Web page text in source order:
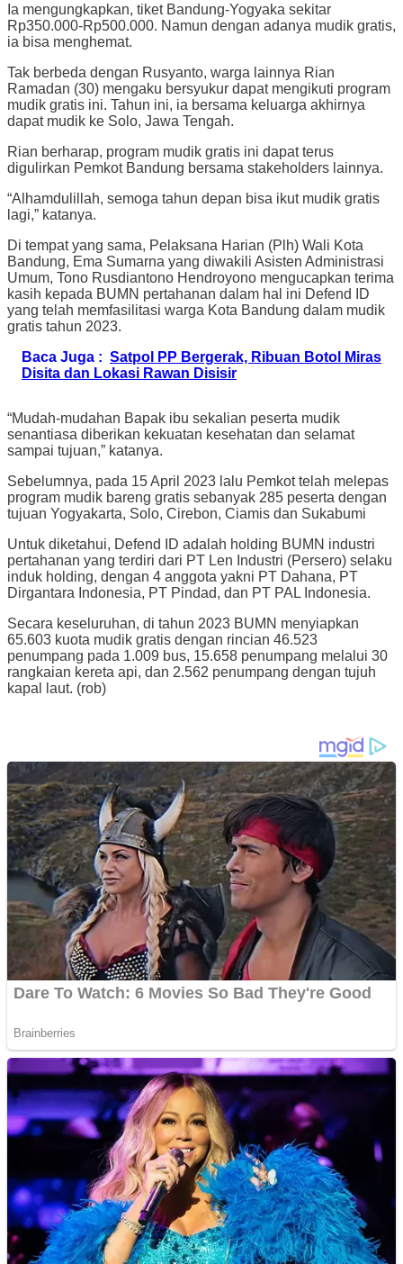
Ia mengungkapkan, tiket Bandung-Yogyaka sekitar
Rp350.000-Rp500.000. Namun dengan adanya mudik gratis,
ia bisa menghemat.
Tak berbeda dengan Rusyanto, warga lainnya Rian
Ramadan (30) mengaku bersyukur dapat mengikuti program
mudik gratis ini. Tahun ini, ia bersama keluarga akhirnya
dapat mudik ke Solo, Jawa Tengah.
Rian berharap, program mudik gratis ini dapat terus
digulirkan Pemkot Bandung bersama stakeholders lainnya.
“Alhamdulillah, semoga tahun depan bisa ikut mudik gratis
lagi,” katanya.
Di tempat yang sama, Pelaksana Harian (Plh) Wali Kota
Bandung, Ema Sumarna yang diwakili Asisten Administrasi
Umum, Tono Rusdiantono Hendroyono mengucapkan terima
kasih kepada BUMN pertahanan dalam hal ini Defend ID
yang telah memfasilitasi warga Kota Bandung dalam mudik
gratis tahun 2023.
Baca Juga : Satpol PP Bergerak, Ribuan Botol Miras
Disita dan Lokasi Rawan Disisir
“Mudah-mudahan Bapak ibu sekalian peserta mudik
senantiasa diberikan kekuatan kesehatan dan selamat
sampai tujuan,” katanya.
Sebelumnya, pada 15 April 2023 lalu Pemkot telah melepas
program mudik bareng gratis sebanyak 285 peserta dengan
tujuan Yogyakarta, Solo, Cirebon, Ciamis dan Sukabumi
Untuk diketahui, Defend ID adalah holding BUMN industri
pertahanan yang terdiri dari PT Len Industri (Persero) selaku
induk holding, dengan 4 anggota yakni PT Dahana, PT
Dirgantara Indonesia, PT Pindad, dan PT PAL Indonesia.
Secara keseluruhan, di tahun 2023 BUMN menyiapkan
65.603 kuota mudik gratis dengan rincian 46.523
penumpang pada 1.009 bus, 15.658 penumpang melalui 30
rangkaian kereta api, dan 2.562 penumpang dengan tujuh
kapal laut. (rob)